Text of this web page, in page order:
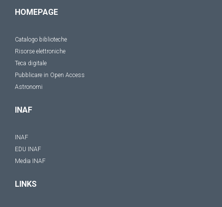
HOMEPAGE
Catalogo biblioteche
Risorse elettroniche
Teca digitale
Pubblicare in Open Access
Astronomi
INAF
INAF
EDU INAF
Media INAF
LINKS